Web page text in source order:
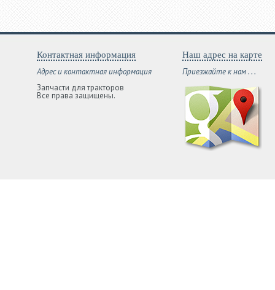
Контактная информация
Адрес и контактная информация
Запчасти для тракторов
Все права защищены.
Наш адрес на карте
Приезжайте к нам . . .